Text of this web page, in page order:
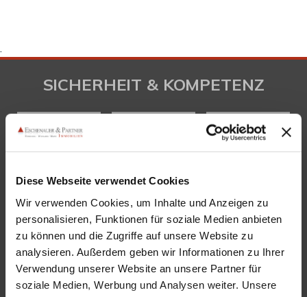
Diese Webseite verwendet Cookies
Wir verwenden Cookies, um Inhalte und Anzeigen zu
personalisieren, Funktionen für soziale Medien anbieten
zu können und die Zugriffe auf unsere Website zu
analysieren. Außerdem geben wir Informationen zu Ihrer
Verwendung unserer Website an unsere Partner für
soziale Medien, Werbung und Analysen weiter. Unsere
.
SICHERHEIT & KOMPETENZ
KONTAKT